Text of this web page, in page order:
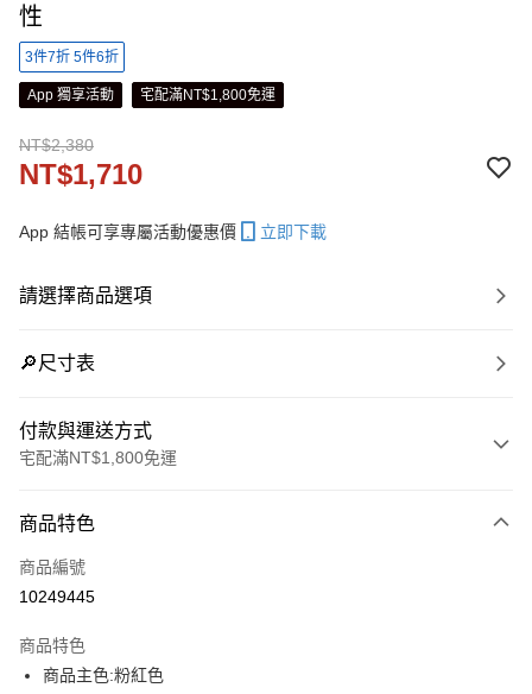
性
3件7折 5件6折
App 獨享活動 宅配滿NT$1,800免運
NT$2,380
NT$1,710
App 結帳可享專屬活動優惠價 立即下載
請選擇商品選項
🔎尺寸表
付款與運送方式
宅配滿NT$1,800免運
信用卡一次付款
LINE Pay
街口支付
商品特色
商品編號
10249445
商品特色
商品主色:粉紅色